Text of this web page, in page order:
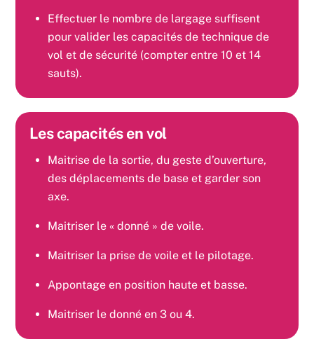
Effectuer le nombre de largage suffisent
pour valider les capacités de technique de
vol et de sécurité (compter entre 10 et 14
sauts).
Les capacités en vol
Maitrise de la sortie, du geste d’ouverture,
des déplacements de base et garder son
axe.
Maitriser le « donné » de voile.
Maitriser la prise de voile et le pilotage.
Appontage en position haute et basse.
Maitriser le donné en 3 ou 4.